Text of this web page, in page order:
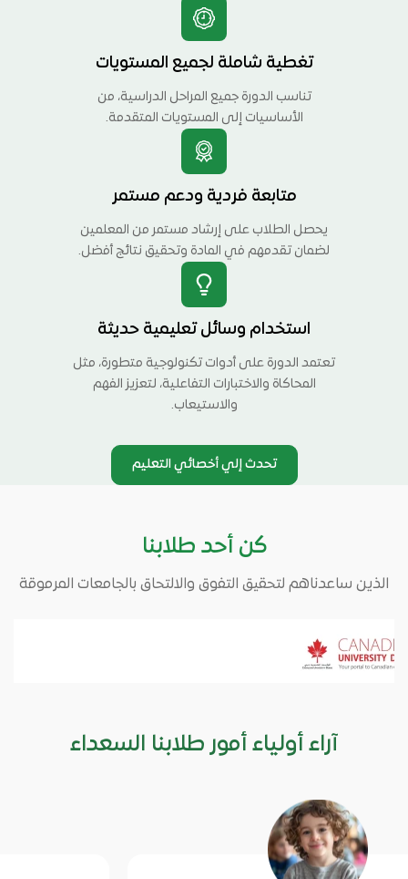
تغطية شاملة لجميع المستويات
تناسب الدورة جميع المراحل الدراسية، من
الأساسيات إلى المستويات المتقدمة.
متابعة فردية ودعم مستمر
يحصل الطلاب على إرشاد مستمر من المعلمين
لضمان تقدمهم في المادة وتحقيق نتائج أفضل.
استخدام وسائل تعليمية حديثة
تعتمد الدورة على أدوات تكنولوجية متطورة، مثل
المحاكاة والاختبارات التفاعلية، لتعزيز الفهم
والاستيعاب.
تحدث إلي أخصائي التعليم
كن أحد طلابنا
الذين ساعدناهم لتحقيق التفوق والالتحاق بالجامعات المرموقة
آراء أولياء أمور طلابنا السعداء